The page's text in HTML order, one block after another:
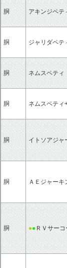
胴 アキンジペテ
胴 ジャリダペテ
胴 ネムスペティ
胴 ネムスペティ
胴 イトソアジャ
胴 ＡＥジャーキ
胴 ●● ＲＶサー